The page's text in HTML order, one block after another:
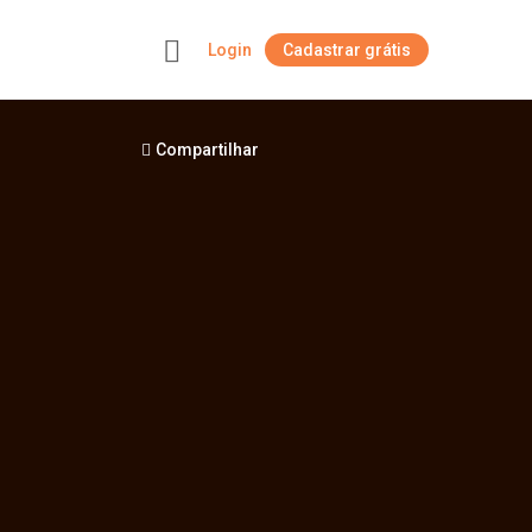
Login Cadastrar grátis
Compartilhar